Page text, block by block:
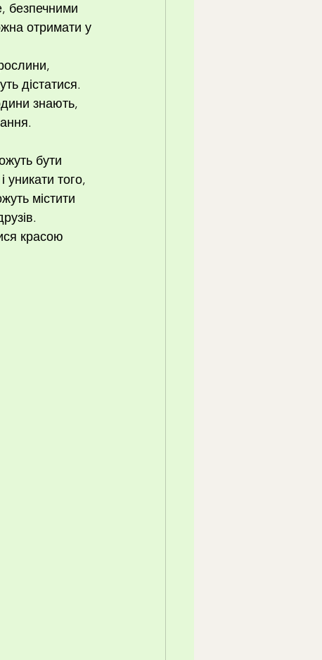
безпечними
отримати у
дістатися.
знають,
бути
уникати того,
містити
красою